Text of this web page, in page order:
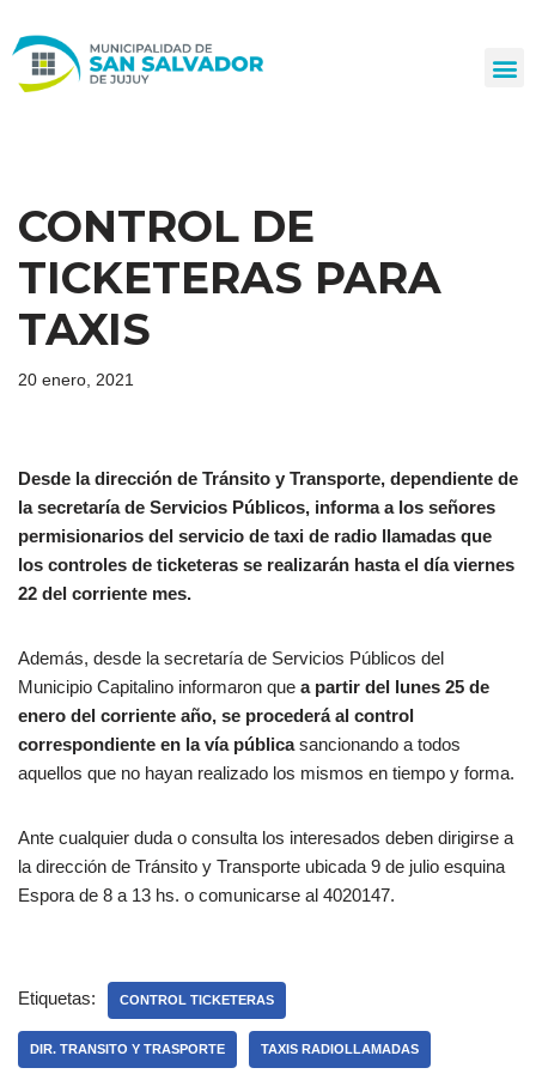
al
CONTROL DE
TICKETERAS PARA
TAXIS
20 enero, 2021
Desde la dirección de Tránsito y Transporte, dependiente de
la secretaría de Servicios Públicos, informa a los señores
permisionarios del servicio de taxi de radio llamadas que
los controles de ticketeras se realizarán hasta el día viernes
22 del corriente mes.
Además, desde la secretaría de Servicios Públicos del
Municipio Capitalino informaron que a partir del lunes 25 de
enero del corriente año, se procederá al control
correspondiente en la vía públicasancionando a todos
aquellos que no hayan realizado los mismos en tiempo y forma.
Ante cualquier duda o consulta los interesados deben dirigirse a
la dirección de Tránsito y Transporte ubicada 9 de julio esquina
Espora de 8 a 13 hs. o comunicarse al 4020147.
Etiquetas: CONTROL TICKETERAS
DIR. TRANSITO Y TRASPORTE TAXIS RADIOLLAMADAS